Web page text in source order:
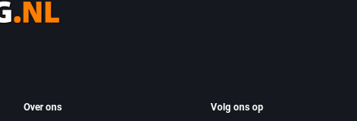
Over ons Volg ons op